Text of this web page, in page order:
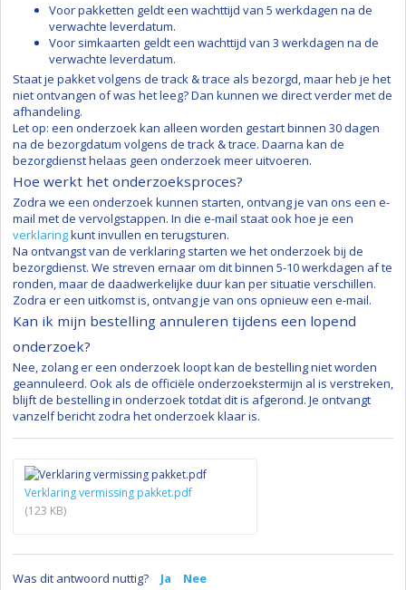
Voor pakketten geldt een wachttijd van 5 werkdagen na de
verwachte leverdatum.
Voor simkaarten geldt een wachttijd van 3 werkdagen na de
verwachte leverdatum.
Staat je pakket volgens de track & trace als bezorgd, maar heb je het
niet ontvangen of was het leeg? Dan kunnen we direct verder met de
afhandeling.
Let op: een onderzoek kan alleen worden gestart binnen 30 dagen
na de bezorgdatum volgens de track & trace. Daarna kan de
bezorgdienst helaas geen onderzoek meer uitvoeren.
Hoe werkt het onderzoeksproces?
Zodra we een onderzoek kunnen starten, ontvang je van ons een e-
mail met de vervolgstappen. In die e-mail staat ook hoe je een
verklaringkunt invullen en terugsturen.
Na ontvangst van de verklaring starten we het onderzoek bij de
bezorgdienst. We streven ernaar om dit binnen 5-10 werkdagen af te
ronden, maar de daadwerkelijke duur kan per situatie verschillen.
Zodra er een uitkomst is, ontvang je van ons opnieuw een e-mail.
Kan ik mijn bestelling annuleren tijdens een lopend
onderzoek?
Nee, zolang er een onderzoek loopt kan de bestelling niet worden
geannuleerd. Ook als de officiële onderzoekstermijn al is verstreken,
blijft de bestelling in onderzoek totdat dit is afgerond. Je ontvangt
vanzelf bericht zodra het onderzoek klaar is.
Verklaring vermissing pakket.pdf
(123 KB)
Was dit antwoord nuttig? Ja Nee